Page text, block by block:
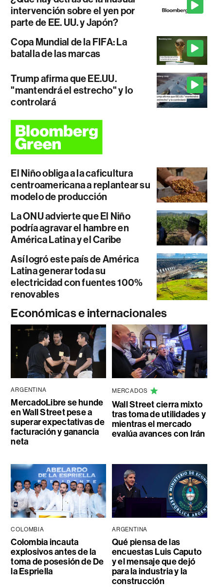
intervención sobre el yen por
parte de EE. UU. y Japón?
Copa Mundial de la FIFA: La
batalla de las marcas
Trump afirma que EE.UU.
"mantendrá el estrecho" y lo
controlará
El Niño obliga a la caficultura
centroamericana a replantear su
modelo de producción
La ONU advierte que El Niño
podría agravar el hambre en
América Latina y el Caribe
Así logró este país de América
Latina generar toda su
electricidad con fuentes 100%
renovables
Económicas e internacionales
ARGENTINA
MercadoLibre se hunde
en Wall Street pese a
superar expectativas de
facturación y ganancia
neta
MERCADOS
Wall Street cierra mixto
tras toma de utilidades y
mientras el mercado
evalúa avances con Irán
COLOMBIA
Colombia incauta
explosivos antes de la
toma de posesión de De
la Espriella
ARGENTINA
Qué piensa de las
encuestas Luis Caputo
y el mensaje que dejó
para la industria y la
construcción